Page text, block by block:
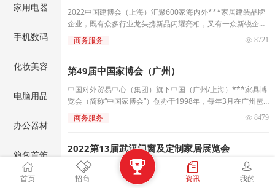
家用电器
手机数码
化妆美容
电脑用品
办公器材
箱包首饰
汽车用品
2022中国建博会（上海）汇聚600家海内外***家居建装品牌
企业，既有众多行业龙头携新品闪耀亮相，又有一众新锐企业
一展时尚风采，国内国外领军品牌同台竞技，共同打造家居建
装***商贸展示平台。
商务服务  8721
第49届中国家博会（广州）
中国对外贸易中心（集团）旗下中国（广州/上海）***家具博
览会（简称“中国家博会”）创办于1998年，每年3月在广州琶
洲、9月在上海虹桥举办，有效辐射珠三角和长三角两大***具
活力经济圈，形成春华秋实的发展格局。
商务服务  8479
2022第13届武汉门窗及定制家居展览会
2022武汉门窗及定制展拥有数万条精准观众数据库以及往届核
心买家名录，采用呼叫、头条、抖音、微信朋友圈、微信公众
首页 招商

资讯 我的